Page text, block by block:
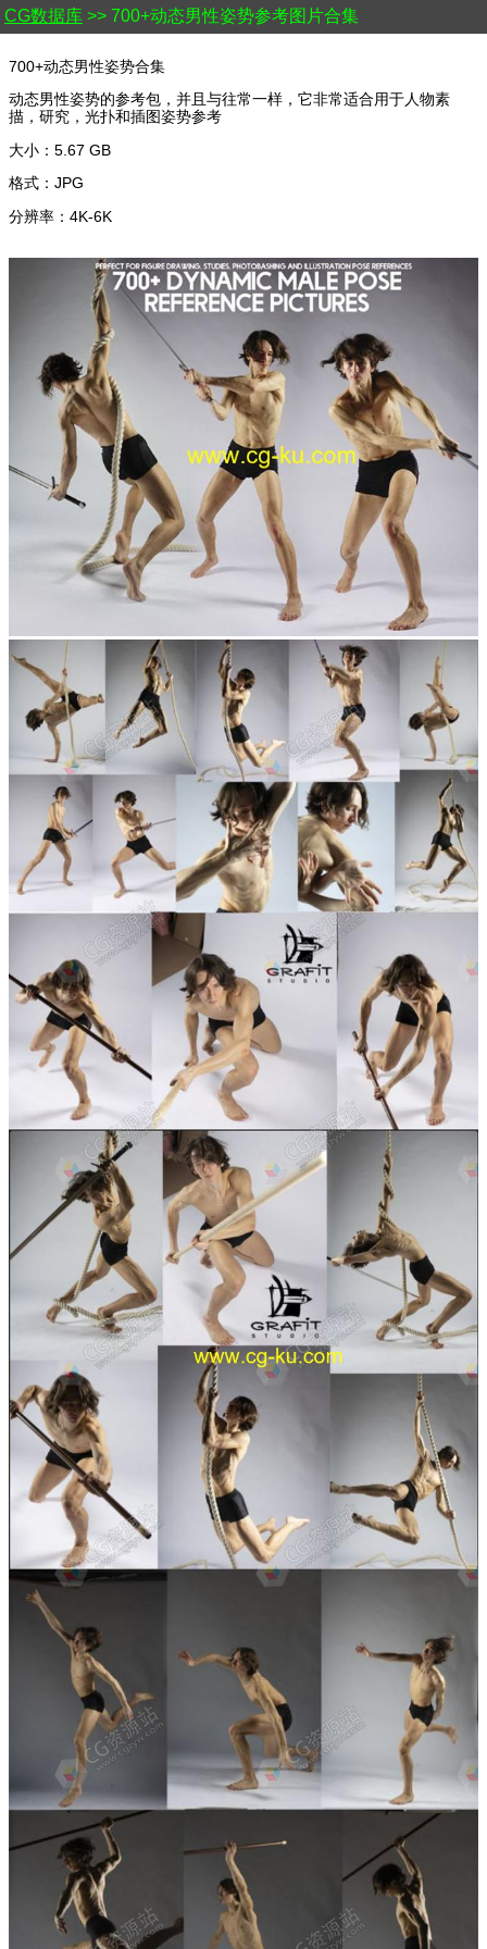
CG数据库 >> 700+动态男性姿势参考图片合集
700+动态男性姿势合集
动态男性姿势的参考包，并且与往常一样，它非常适合用于人物素
描，研究，光扑和插图姿势参考
大小：5.67 GB
格式：JPG
分辨率：4K-6K